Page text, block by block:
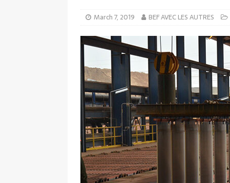
March 7, 2019 BEF AVEC LES AUTRES